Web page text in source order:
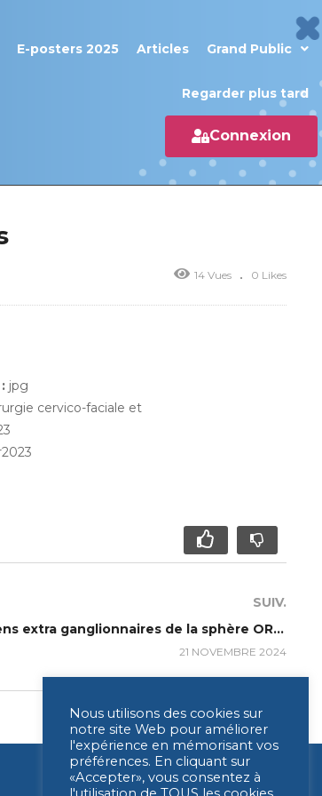
E-posters 2025 Articles Grand Public
Regarder plus tard
Connexion
14 Vues 0 Likes
jpg
cervico-faciale et
SUIV.
P033 – Les Lymphomes non hodgkiniens extra ganglionnaires de la sphère ORL : à propos de 341 cas
21 NOVEMBRE 2024
Nous utilisons des cookies sur
notre site Web pour améliorer
l'expérience en mémorisant vos
préférences. En cliquant sur
«Accepter», vous consentez à